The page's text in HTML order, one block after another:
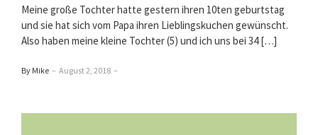
Meine große Tochter hatte gestern ihren 10ten geburtstag
und sie hat sich vom Papa ihren Lieblingskuchen gewünscht.
Also haben meine kleine Tochter (5) und ich uns bei 34 […]
By Mike – August 2, 2018 –